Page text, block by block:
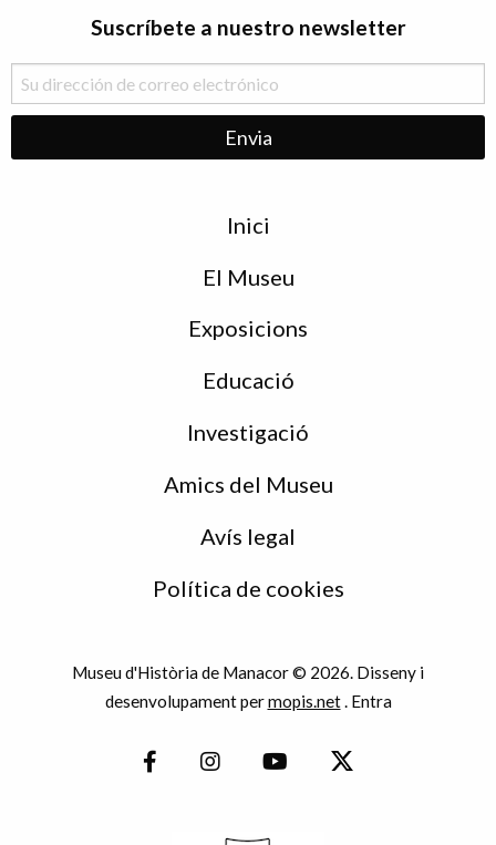
Suscríbete a nuestro newsletter
Inici
El Museu
Exposicions
Educació
Investigació
Amics del Museu
Avís legal
Política de cookies
Museu d'Història de Manacor © 2026. Disseny i
desenvolupament permopis.net. Entra